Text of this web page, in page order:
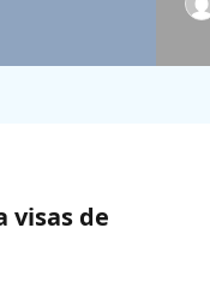
visas de